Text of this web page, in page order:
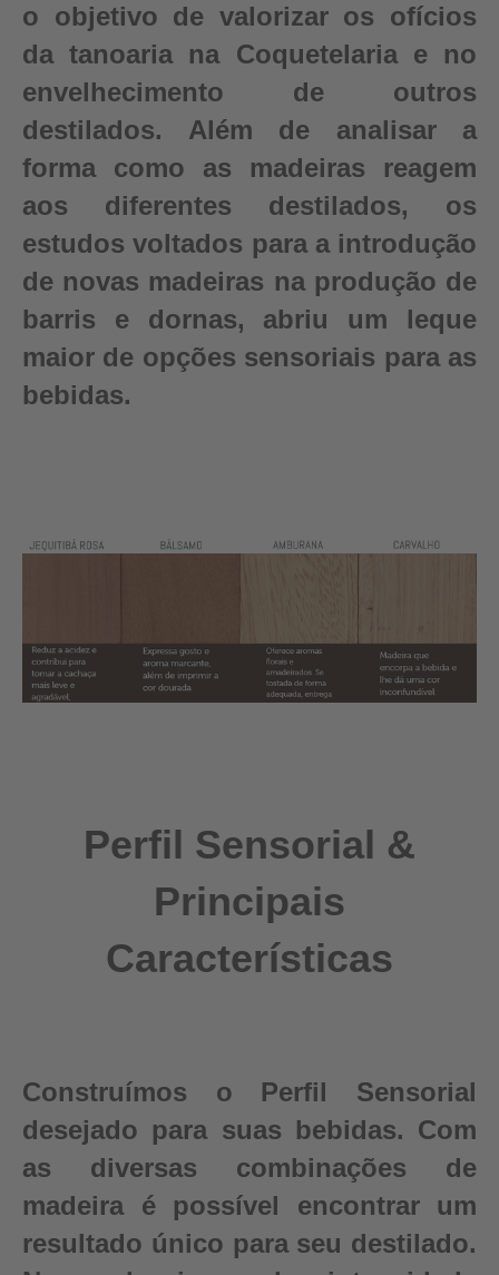
o objetivo de valorizar os ofícios
da tanoaria na Coquetelaria e no
envelhecimento de outros
destilados. Além de analisar a
forma como as madeiras reagem
aos diferentes destilados, os
estudos voltados para a introdução
de novas madeiras na produção de
barris e dornas, abriu um leque
maior de opções sensoriais para as
bebidas.
Perfil Sensorial &
Principais
Características
Construímos o Perfil Sensorial
desejado para suas bebidas. Com
as diversas combinações de
madeira é possível encontrar um
resultado único para seu destilado.